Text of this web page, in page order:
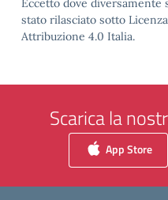
Eccetto dove diversamente
stato rilasciato sotto
Attribuzione 4.0 Italia.
Scarica la
App Store